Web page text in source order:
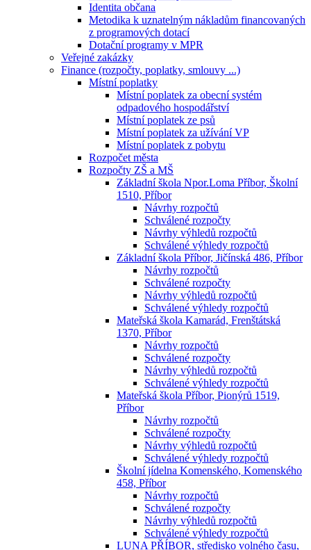
Identita občana
Metodika k uznatelným nákladům financovaných
z programových dotací
Dotační programy v MPR
Veřejné zakázky
Finance (rozpočty, poplatky, smlouvy ...)
Místní poplatky
Místní poplatek za obecní systém
odpadového hospodářství
Místní poplatek ze psů
Místní poplatek za užívání VP
Místní poplatek z pobytu
Rozpočet města
Rozpočty ZŠ a MŠ
Základní škola Npor.Loma Příbor, Školní
1510, Příbor
Návrhy rozpočtů
Schválené rozpočty
Návrhy výhledů rozpočtů
Schválené výhledy rozpočtů
Základní škola Příbor, Jičínská 486, Příbor
Návrhy rozpočtů
Schválené rozpočty
Návrhy výhledů rozpočtů
Schválené výhledy rozpočtů
Mateřská škola Kamarád, Frenštátská
1370, Příbor
Návrhy rozpočtů
Schválené rozpočty
Návrhy výhledů rozpočtů
Schválené výhledy rozpočtů
Mateřská škola Příbor, Pionýrů 1519,
Příbor
Návrhy rozpočtů
Schválené rozpočty
Návrhy výhledů rozpočtů
Schválené výhledy rozpočtů
Školní jídelna Komenského, Komenského
458, Příbor
Návrhy rozpočtů
Schválené rozpočty
Návrhy výhledů rozpočtů
Schválené výhledy rozpočtů
LUNA PŘÍBOR, středisko volného času,